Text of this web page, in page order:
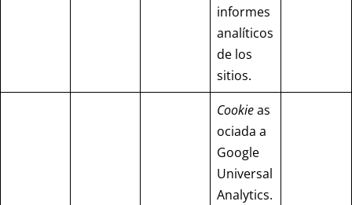
informes
analíticos
de los
sitios.
Cookieas
ociada a
Google
Universal
Analytics.